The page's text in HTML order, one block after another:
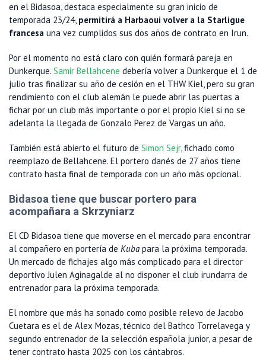
en el Bidasoa, destaca especialmente su gran inicio de
temporada 23/24, permitirá a Harbaoui volver a la Starligue
francesa una vez cumplidos sus dos años de contrato en Irun.
Por el momento no está claro con quién formará pareja en
Dunkerque. Samir Bellahcene debería volver a Dunkerque el 1 de
julio tras finalizar su año de cesión en el THW Kiel, pero su gran
rendimiento con el club alemán le puede abrir las puertas a
fichar por un club más importante o por el propio Kiel si no se
adelanta la llegada de Gonzalo Perez de Vargas un año.
También está abierto el futuro de Simon Sejr, fichado como
reemplazo de Bellahcene. El portero danés de 27 años tiene
contrato hasta final de temporada con un año más opcional.
Bidasoa tiene que buscar portero para
acompañara a Skrzyniarz
El CD Bidasoa tiene que moverse en el mercado para encontrar
al compañero en portería de Kuba para la próxima temporada.
Un mercado de fichajes algo más complicado para el director
deportivo Julen Aginagalde al no disponer el club irundarra de
entrenador para la próxima temporada.
El nombre que más ha sonado como posible relevo de Jacobo
Cuetara es el de Alex Mozas, técnico del Bathco Torrelavega y
segundo entrenador de la selección española junior, a pesar de
tener contrato hasta 2025 con los cántabros.